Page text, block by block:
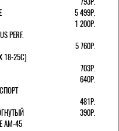
5 499Р.
1 200Р.
PERF.
5 760Р.
18-25C)
703Р.
640Р.
481Р.
390Р.
AM-45